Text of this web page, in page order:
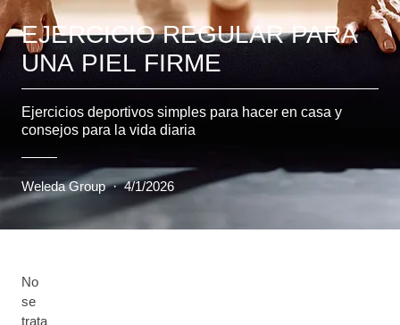
EJERCICIO REGULAR PARA
UNA PIEL FIRME
Ejercicios deportivos simples para hacer en casa y
consejos para la vida diaria
Weleda Group · 4/1/2026
No
se
trata